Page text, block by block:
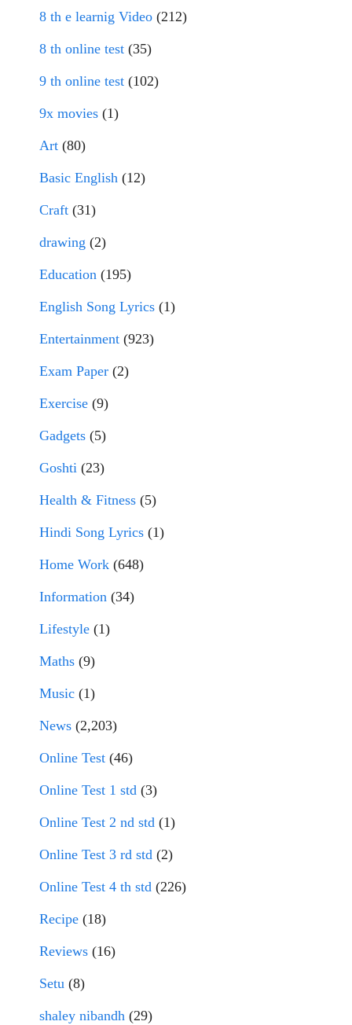
8 th e learnig Video (212)
8 th online test (35)
9 th online test (102)
9x movies (1)
Art (80)
Basic English (12)
Craft (31)
drawing (2)
Education (195)
English Song Lyrics (1)
Entertainment (923)
Exam Paper (2)
Exercise (9)
Gadgets (5)
Goshti (23)
Health & Fitness (5)
Hindi Song Lyrics (1)
Home Work (648)
Information (34)
Lifestyle (1)
Maths (9)
Music (1)
News (2,203)
Online Test (46)
Online Test 1 std (3)
Online Test 2 nd std (1)
Online Test 3 rd std (2)
Online Test 4 th std (226)
Recipe (18)
Reviews (16)
Setu (8)
shaley nibandh (29)